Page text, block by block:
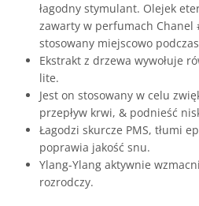
łagodny stymulant. Olejek
zawarty w perfumach Chanel
stosowany miejscowo
Ekstrakt z drzewa wywołuje
lite.
Jest on stosowany w celu
przepływ krwi, & podnieść
Łagodzi skurcze PMS, tłumi
poprawia jakość snu.
Ylang-Ylang aktywnie
rozrodczy.